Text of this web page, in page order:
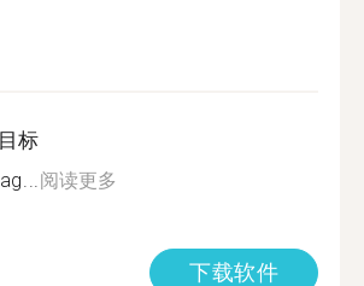
标
阅读更多
下载软件